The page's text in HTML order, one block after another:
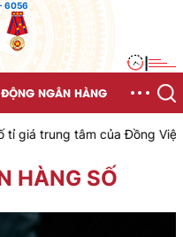
6056
NGÂN HÀNG
của Đồng Việt Nam với
HÀNG SỐ